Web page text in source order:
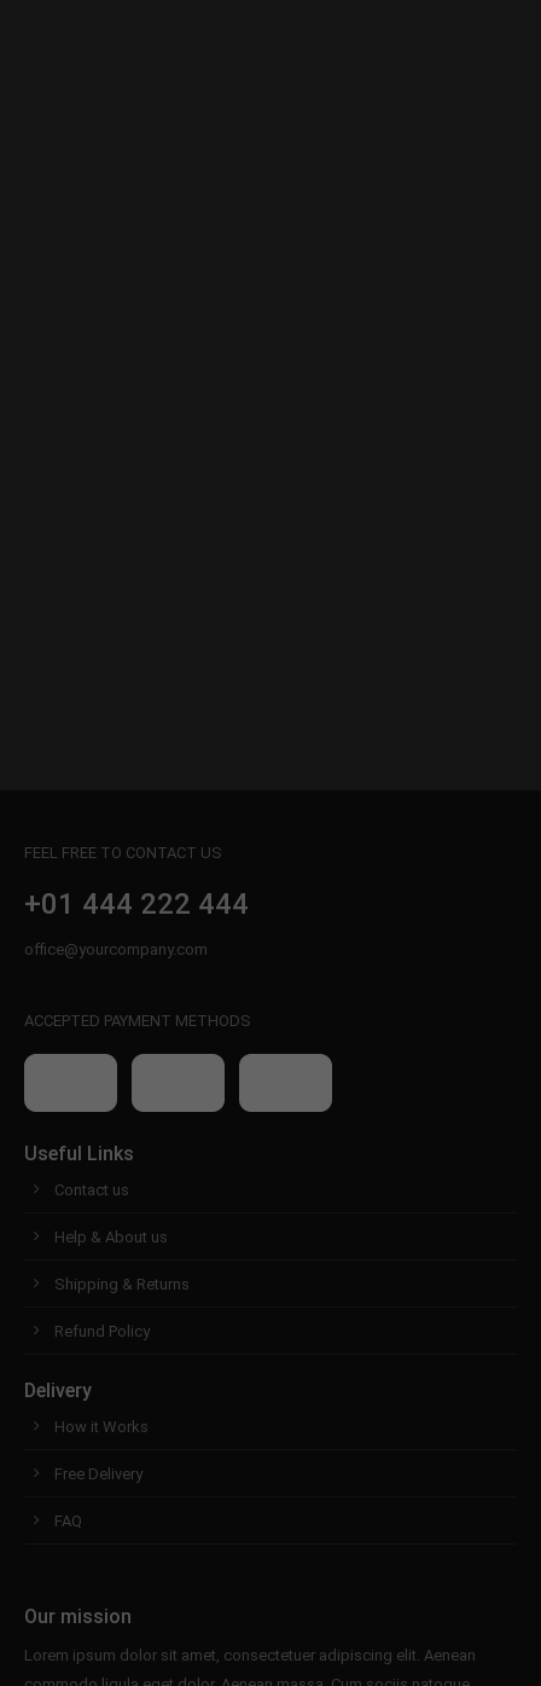
FEEL FREE TO CONTACT US
+01 444 222 444
office@yourcompany.com
ACCEPTED PAYMENT METHODS
Useful Links
Contact us
Help & About us
Shipping & Returns
Refund Policy
Delivery
How it Works
Free Delivery
FAQ
Our mission
Lorem ipsum dolor sit amet, consectetuer adipiscing elit. Aenean